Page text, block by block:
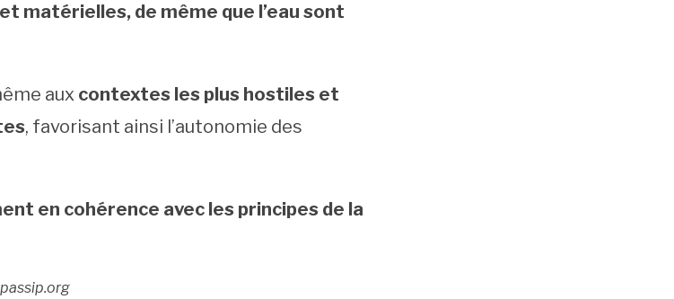
matérielles, de même que l’eau sont
aux contextes les plus hostiles et
, favorisant ainsi l’autonomie des
en cohérence avec les principes de la